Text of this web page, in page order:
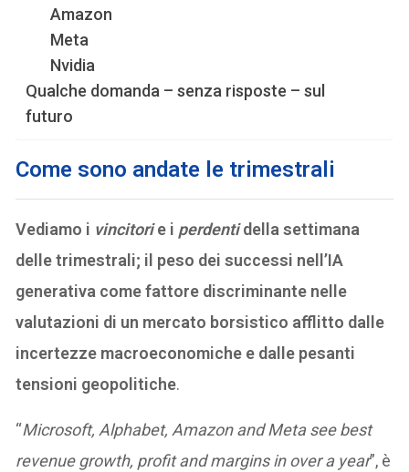
Amazon
Meta
Nvidia
Qualche domanda – senza risposte – sul
futuro
Come sono andate le trimestrali
Vediamo i vincitorie i perdentidella settimana
delle trimestrali; il peso dei successi nell’IA
generativa come fattore discriminante nelle
valutazioni di un mercato borsistico afflitto dalle
incertezze macroeconomiche e dalle pesanti
tensioni geopolitiche.
“Microsoft, Alphabet, Amazon and Meta see best
revenue growth, profit and margins in over a year”, è